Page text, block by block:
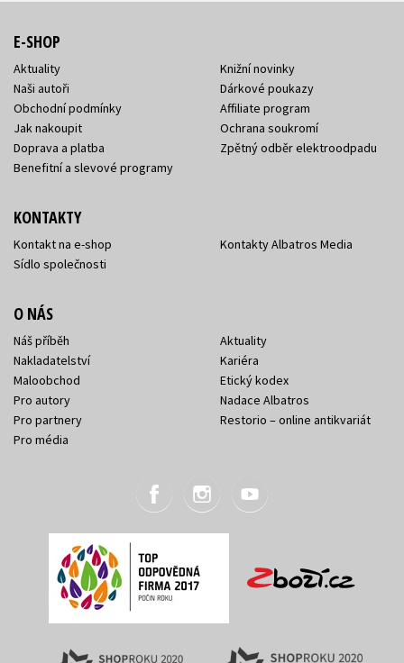
E-SHOP
Aktuality
Naši autoři
Obchodní podmínky
Jak nakoupit
Doprava a platba
Benefitní a slevové programy
Knižní novinky
Dárkové poukazy
Affiliate program
Ochrana soukromí
Zpětný odběr elektroodpadu
KONTAKTY
Kontakt na e-shop
Sídlo společnosti
Kontakty Albatros Media
O NÁS
Náš příběh
Nakladatelství
Maloobchod
Pro autory
Pro partnery
Pro média
Aktuality
Kariéra
Etický kodex
Nadace Albatros
Restorio – online antikvariát